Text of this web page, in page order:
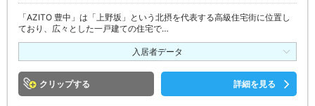
「AZITO 豊中」は「上野坂」という北摂を代表する高級住宅街に位置し
ており、広々とした一戸建ての住宅で…
入居者データ
クリップ 詳細を見る